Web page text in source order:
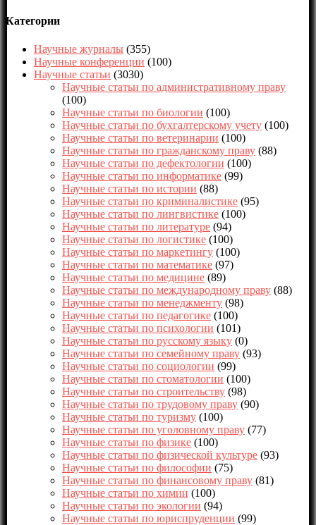
Категории
Научные журналы (355)
Научные конференции (100)
Научные статьи (3030)
Научные статьи по административному праву
(100)
Научные статьи по биологии (100)
Научные статьи по бухгалтерскому учету (100)
Научные статьи по ветеринарии (100)
Научные статьи по гражданскому праву (88)
Научные статьи по дефектологии (100)
Научные статьи по информатике (99)
Научные статьи по истории (88)
Научные статьи по криминалистике (95)
Научные статьи по лингвистике (100)
Научные статьи по литературе (94)
Научные статьи по логистике (100)
Научные статьи по маркетингу (100)
Научные статьи по математике (97)
Научные статьи по медицине (89)
Научные статьи по международному праву (88)
Научные статьи по менеджменту (98)
Научные статьи по педагогике (100)
Научные статьи по психологии (101)
Научные статьи по русскому языку (0)
Научные статьи по семейному праву (93)
Научные статьи по социологии (99)
Научные статьи по стоматологии (100)
Научные статьи по строительству (98)
Научные статьи по трудовому праву (90)
Научные статьи по туризму (100)
Научные статьи по уголовному праву (77)
Научные статьи по физике (100)
Научные статьи по физической культуре (93)
Научные статьи по философии (75)
Научные статьи по финансовому праву (81)
Научные статьи по химии (100)
Научные статьи по экологии (94)
Научные статьи по юриспруденции (99)